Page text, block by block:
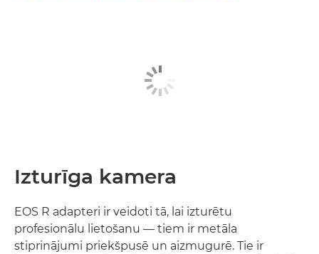
Izturīga kamera
EOS R adapteri ir veidoti tā, lai izturētu
profesionālu lietošanu — tiem ir metāla
stiprinājumi priekšpusē un aizmugurē. Tie ir